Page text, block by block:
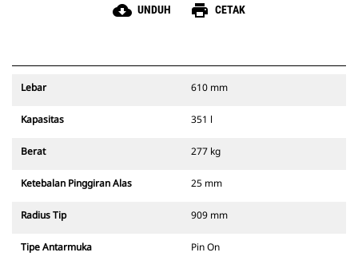
cloud_download UNDUH print CETAK
Lebar 610 mm
Kapasitas 351 l
Berat 277 kg
Ketebalan Pinggiran Alas 25 mm
Radius Tip 909 mm
Tipe Antarmuka Pin On